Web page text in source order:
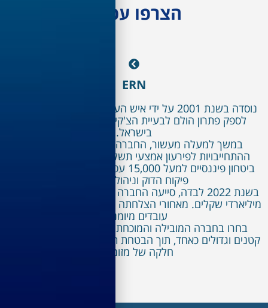
הצרפו עכשיו
נוסדה בשנת 2001 על ידי איש העסקים רוני נתנזון, במטרה
פתרון הולם לבעיית הצ'קים החוזרים אצל עסקים
בישראל.
למעלה מעשור, החברה הפכה למובילה בשוק
לפירעון אמצעי תשלום. היא מספקת שירותי
ביטחון פיננסיים למעל 15,000 עסקים ברחבי המדינה, תוך
פיקוח הדוק וניהול סיכונים.
בשנת 2022 לבדה, סייעה החברה בפירעון עסקאות בעשרות
עובדים מיומנים.
בחברה המובילה והמוכחת, אשר מגנה על עסקים
וגדולים כאחד, תוך הבטחת תנאי מסחר בטוחים וזרימה
חלקה של מזומנים.